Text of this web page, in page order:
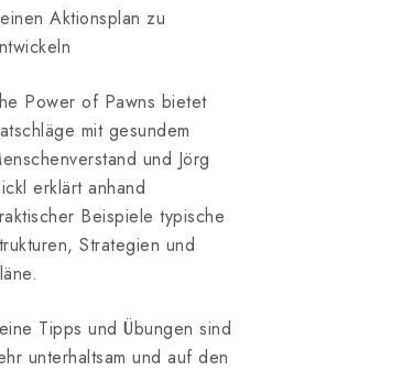
Aktionsplan zu
Power of Pawns bietet
mit gesundem
und Jörg
erklärt anhand
Beispiele typische
Strategien und
Tipps und Übungen sind
unterhaltsam und auf den